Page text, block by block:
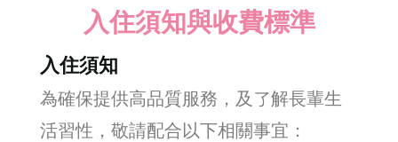
入住須知與收費標準
入住須知
為確保提供高品質服務，及了解長輩生
活習性，敬請配合以下相關事宜：